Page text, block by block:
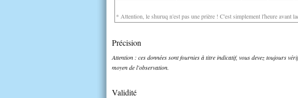
* Attention, le shuruq n'est pas une prière ! C'est simplement l'heure avant
Précision
Attention : ces données sont fournies à titre indicatif, vous devez toujours
moyen de l'observation.
Validité